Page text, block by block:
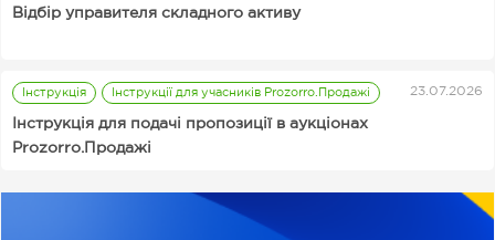
Відбір управителя складного активу
Інструкція Інструкції для учасників Prozorro.Продажі 23.07.2026
Інструкція для подачі пропозиції в аукціонах
Prozorro.Продажі
народження
Корисні
закупівлі